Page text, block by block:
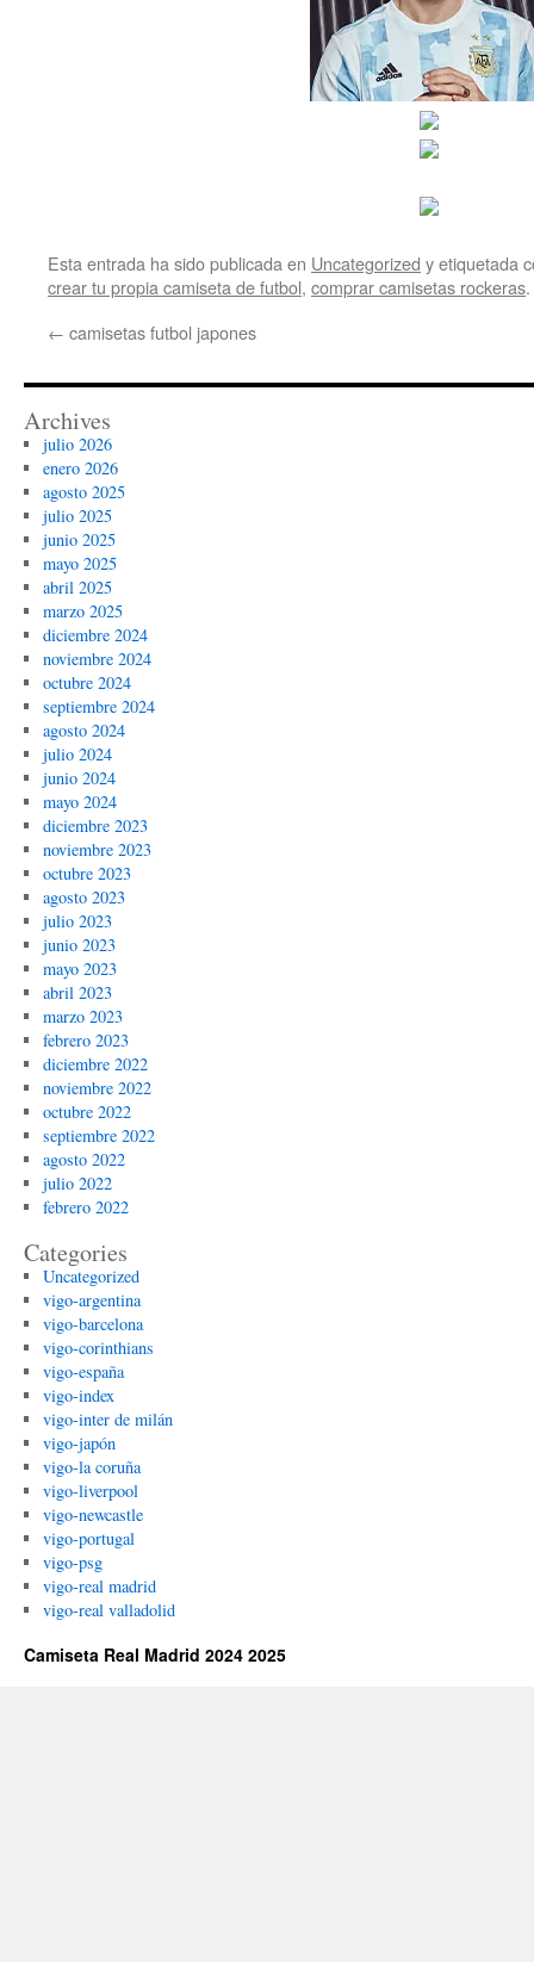
Esta entrada ha sido publicada en Uncategorized y etiquetada
crear tu propia camiseta de futbol, comprar camisetas rockeras
← camisetas futbol japones
Archives
julio 2026
enero 2026
agosto 2025
julio 2025
junio 2025
mayo 2025
abril 2025
marzo 2025
diciembre 2024
noviembre 2024
octubre 2024
septiembre 2024
agosto 2024
julio 2024
junio 2024
mayo 2024
diciembre 2023
noviembre 2023
octubre 2023
agosto 2023
julio 2023
junio 2023
mayo 2023
abril 2023
marzo 2023
febrero 2023
diciembre 2022
noviembre 2022
octubre 2022
septiembre 2022
agosto 2022
julio 2022
febrero 2022
Categories
Uncategorized
vigo-argentina
vigo-barcelona
vigo-corinthians
vigo-españa
vigo-index
vigo-inter de milán
vigo-japón
vigo-la coruña
vigo-liverpool
vigo-newcastle
vigo-portugal
vigo-psg
vigo-real madrid
vigo-real valladolid
Camiseta Real Madrid 2024 2025